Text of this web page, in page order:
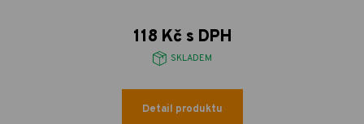
118 Kč s DPH
SKLADEM
Detail produktu